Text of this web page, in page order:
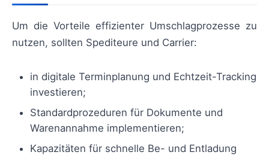
Um die Vorteile effizienter Umschlagprozesse zu
nutzen, sollten Spediteure und Carrier:
in digitale Terminplanung und Echtzeit-Tracking
investieren;
Standardprozeduren für Dokumente und
Warenannahme implementieren;
Kapazitäten für schnelle Be- und Entladung